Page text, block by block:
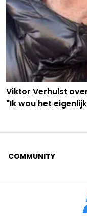
Viktor Verhulst
"Ik wou het
COMMUNITY